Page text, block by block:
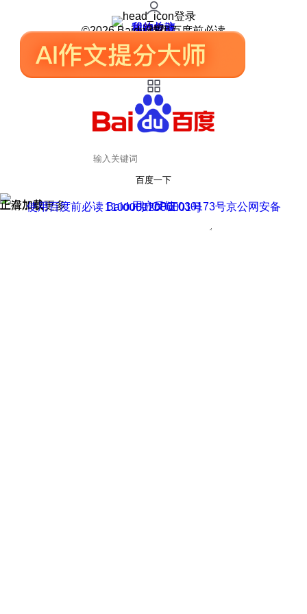
登录
我的关注
我的收藏
皮肤中心
用户反馈
设置
©2026 Baidu 使用百度前必读
百度一下
正在加载
上滑加载更多 用户反馈
使用百度前必读 Baidu 京ICP证030173号
京公网安备11000002000001号